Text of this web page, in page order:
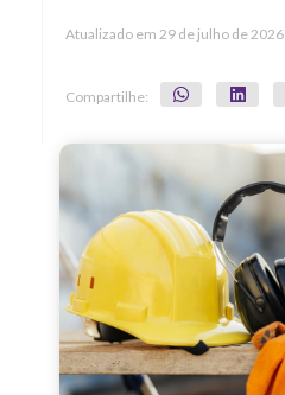
Atualizado em 29 de julho de 2026
Compartilhe: